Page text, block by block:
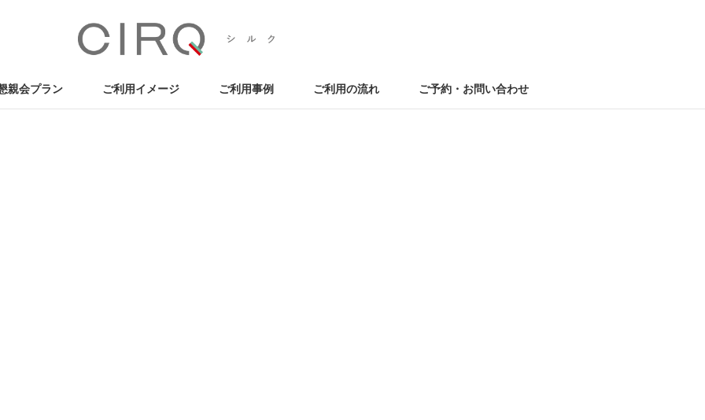
親会プラン ご利用イメージ ご利用事例 ご利用の流れ ご予約・お問い合わせ